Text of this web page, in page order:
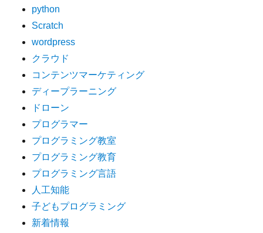
python
Scratch
wordpress
クラウド
コンテンツマーケティング
ディープラーニング
ドローン
プログラマー
プログラミング教室
プログラミング教育
プログラミング言語
人工知能
子どもプログラミング
新着情報